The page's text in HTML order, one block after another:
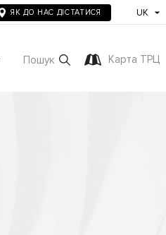
ЯК ДО НАС ДІСТАТИСЯ UK
Пошук Карта ТРЦ